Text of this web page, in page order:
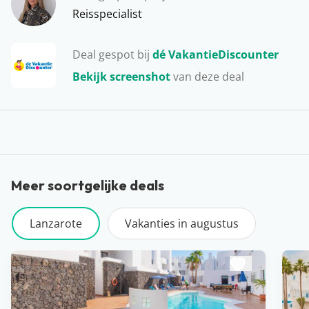
Reisspecialist
Deal gespot bij dé VakantieDiscounter
Bekijk screenshotvan deze deal
Ons favoriete uitje op Lanzarote? Het water op en
dolfijnen spotten in het wild! Hoe bijzonder is dat…
Meer soortgelijke deals
Lanzarote Vakanties in augustus